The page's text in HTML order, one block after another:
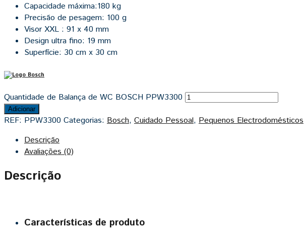
Capacidade máxima:180 kg
Precisão de pesagem: 100 g
Visor XXL : 91 x 40 mm
Design ultra fino: 19 mm
Superfície: 30 cm x 30 cm
Quantidade de Balança de WC BOSCH PPW3300
Adicionar
REF: PPW3300 Categorias: Bosch, Cuidado Pessoal, Pequenos Electrodomésticos
Descrição
Avaliações (0)
Descrição
Características de produto